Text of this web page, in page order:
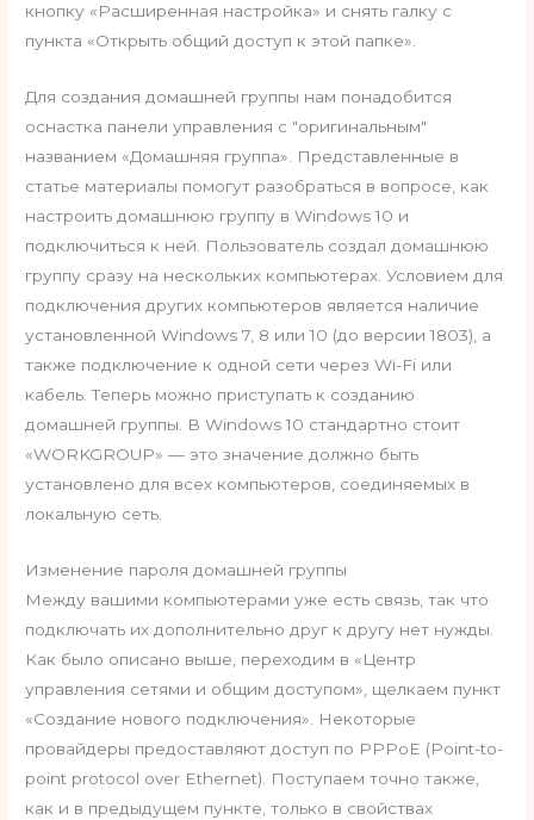
кнопку «Расширенная настройка» и снять галку с
пункта «Открыть общий доступ к этой папке».
Для создания домашней группы нам понадобится
оснастка панели управления с ″оригинальным″
названием «Домашняя группа». Представленные в
статье материалы помогут разобраться в вопросе, как
настроить домашнюю группу в Windows 10 и
подключиться к ней. Пользователь создал домашнюю
группу сразу на нескольких компьютерах. Условием для
подключения других компьютеров является наличие
установленной Windows 7, 8 или 10 (до версии 1803), а
также подключение к одной сети через Wi-Fi или
кабель. Теперь можно приступать к созданию
домашней группы. В Windows 10 стандартно стоит
«WORKGROUP» — это значение должно быть
установлено для всех компьютеров, соединяемых в
локальную сеть.
Изменение пароля домашней группы
Между вашими компьютерами уже есть связь, так что
подключать их дополнительно друг к другу нет нужды.
Как было описано выше, переходим в «Центр
управления сетями и общим доступом», щелкаем пункт
«Создание нового подключения». Некоторые
провайдеры предоставляют доступ по PPPoE (Point-to-
point protocol over Ethernet). Поступаем точно также,
как и в предыдущем пункте, только в свойствах